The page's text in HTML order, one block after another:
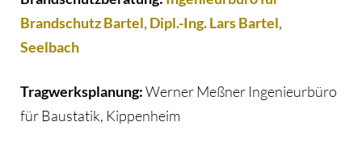
Brandschutz Bartel, Dipl.-Ing. Lars Bartel,
Seelbach
Tragwerksplanung:Werner Meßner Ingenieurbüro
für Baustatik, Kippenheim